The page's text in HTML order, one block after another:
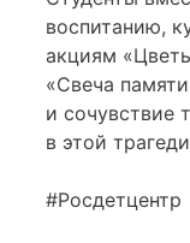
воспитанию,
акциям
«Свеча
и сочувствие
в этой
#Росдетцентр